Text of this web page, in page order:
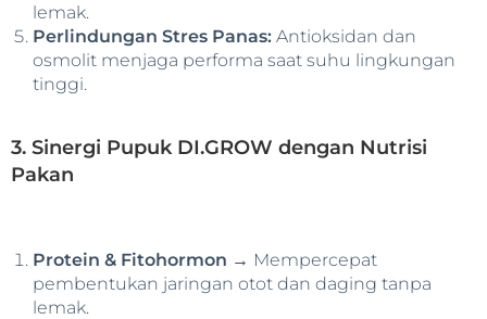
lemak.
Perlindungan Stres Panas: Antioksidan dan
osmolit menjaga performa saat suhu lingkungan
tinggi.
3. Sinergi Pupuk DI.GROW dengan Nutrisi
Pakan
Protein & Fitohormon → Mempercepat
pembentukan jaringan otot dan daging tanpa
lemak.